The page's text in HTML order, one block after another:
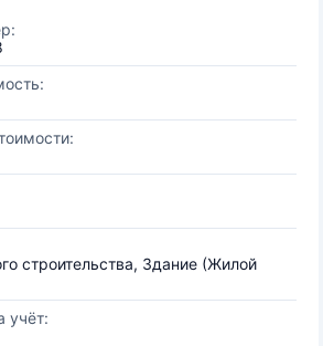
строительства, Здание (Жилой
учёт: